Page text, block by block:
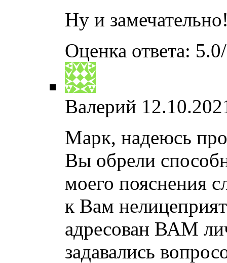
Ну и
Оценка ответа: 5.0/
Валерий
Марк, надеюсь
Вы обрели
моего пояснения
к Вам
адресован ВАМ
задавались